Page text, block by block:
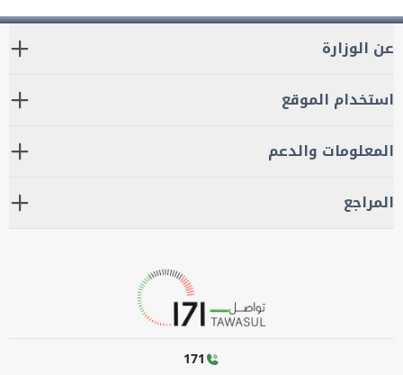
عن الوزارة
استخدام الموقع
المعلومات والدعم
المراجع
171